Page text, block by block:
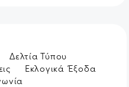
Δελτία Τύπου
Εκλογικά Έξοδα